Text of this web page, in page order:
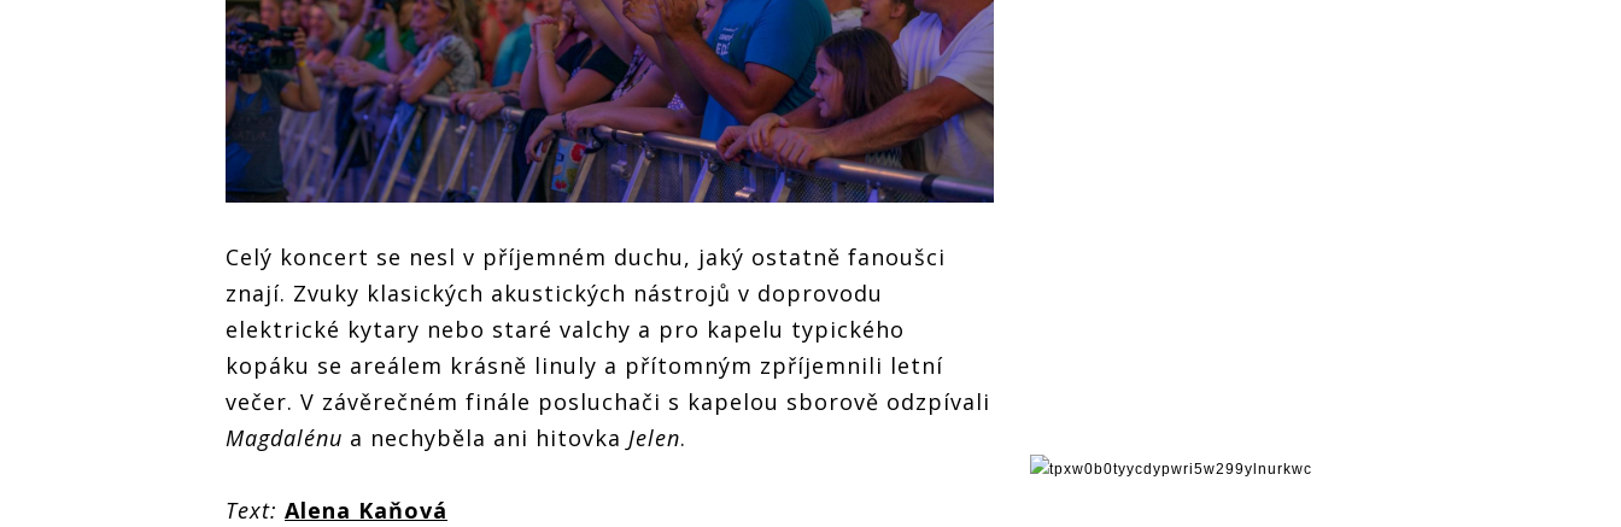
Celý koncert se nesl v příjemném duchu, jaký ostatně fanoušci
znají. Zvuky klasických akustických nástrojů v doprovodu
elektrické kytary nebo staré valchy a pro kapelu typického
kopáku se areálem krásně linuly a přítomným zpříjemnili letní
večer. V závěrečném finále posluchači s kapelou sborově odzpívali
Magdalénu a nechyběla ani hitovka Jelen.
Text: Alena Kaňová